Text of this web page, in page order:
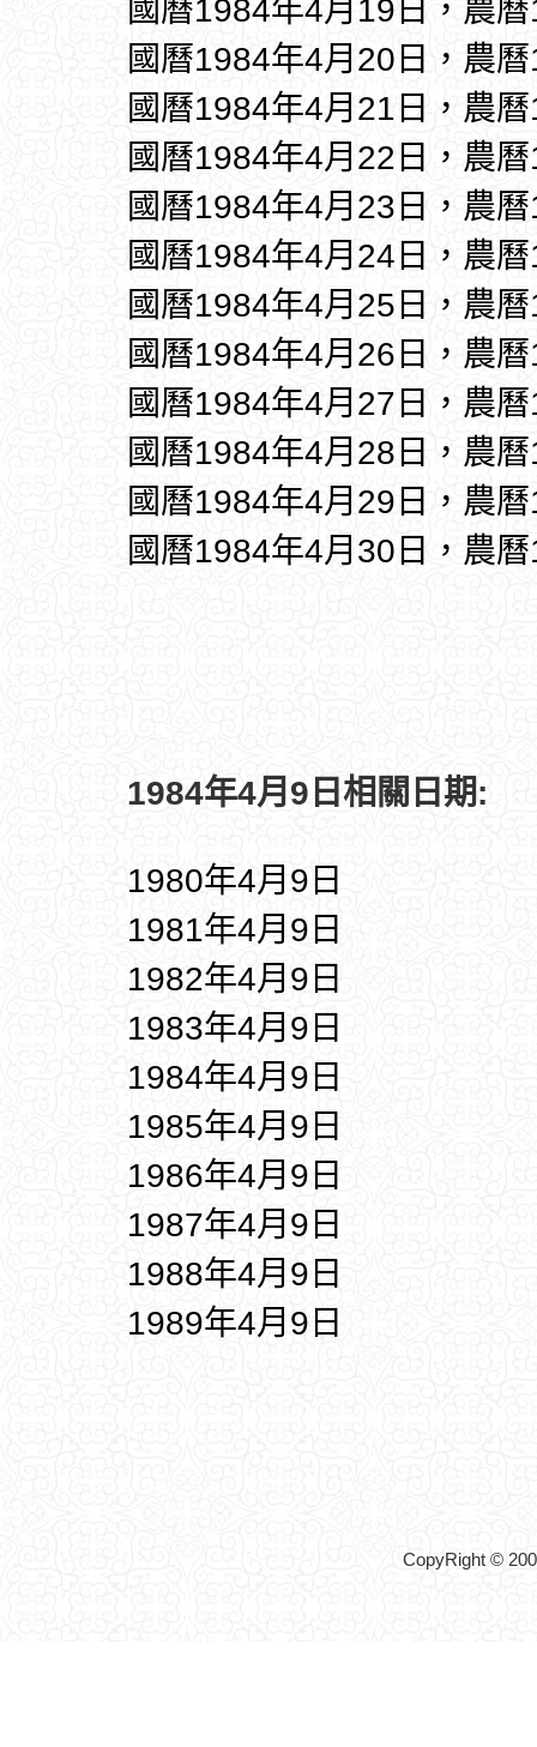
國曆1984年4月19日，農
國曆1984年4月20日，農
國曆1984年4月21日，農
國曆1984年4月22日，農
國曆1984年4月23日，農
國曆1984年4月24日，農
國曆1984年4月25日，農
國曆1984年4月26日，農
國曆1984年4月27日，農
國曆1984年4月28日，農
國曆1984年4月29日，農
國曆1984年4月30日，農
1984年4月9日相關日期:
1980年4月9日
1981年4月9日
1982年4月9日
1983年4月9日
1984年4月9日
1985年4月9日
1986年4月9日
1987年4月9日
1988年4月9日
1989年4月9日
CopyRight ©